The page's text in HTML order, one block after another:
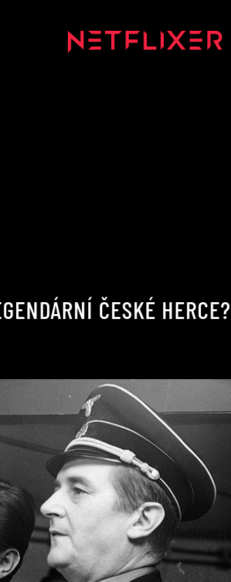
ČESKÉ HERCE?